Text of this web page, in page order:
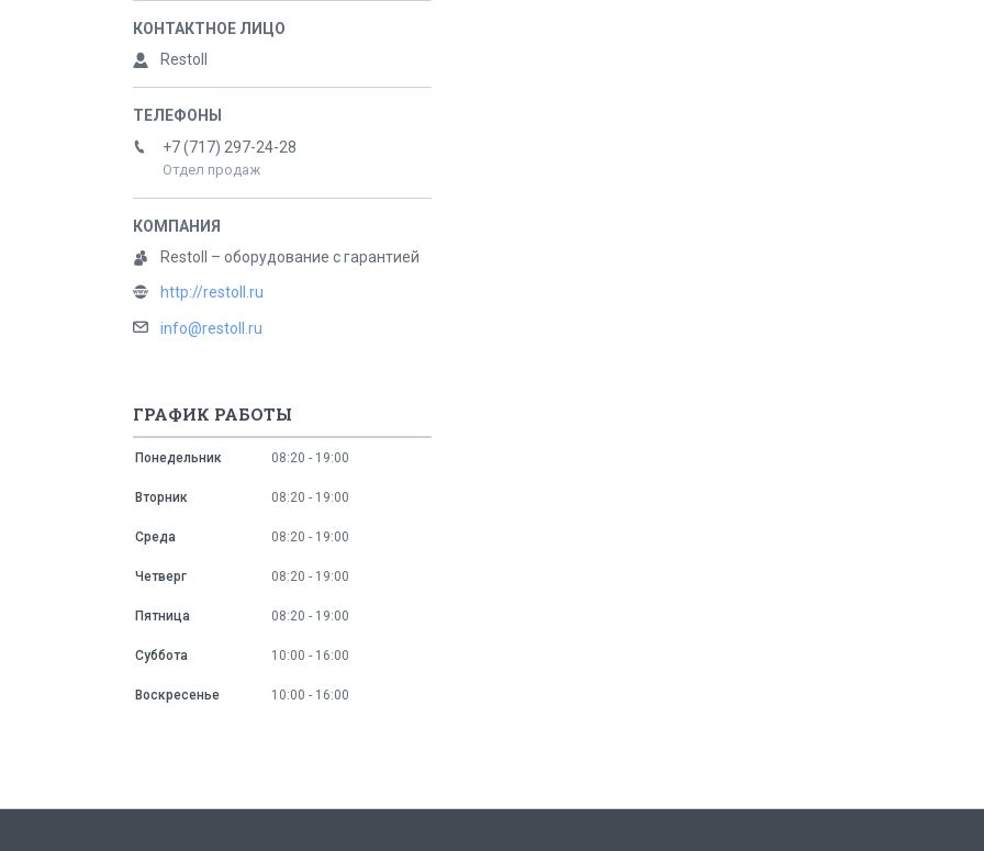
Restoll
+7 (717) 297-24-28
Отдел продаж
Restoll – оборудование с гарантией
http://restoll.ru
info@restoll.ru
ГРАФИК РАБОТЫ
Понедельник 08:20 19:00
Вторник 08:20 19:00
Среда 08:20 19:00
Четверг 08:20 19:00
Пятница 08:20 19:00
Суббота 10:00 16:00
Воскресенье 10:00 16:00